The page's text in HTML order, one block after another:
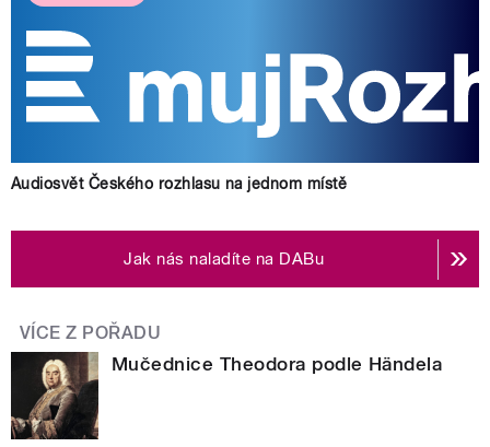
Audiosvět Českého rozhlasu na jednom místě
Jak nás naladíte na DABu
VÍCE Z POŘADU
Mučednice Theodora podle Händela